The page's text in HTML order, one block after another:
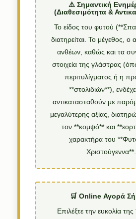
⚠️ Σημαντική
(Διαθεσιμότητα &
Το είδος του φυτού
διατηρείται. Το μέγεθος, ο
ανθέων, καθώς και τα
στοιχεία της γλάστρας
περιτυλίγματος ή η
**στολιδιών**),
αντικατασταθούν με
μεγαλύτερης αξίας,
τον **κομψό** και
χαρακτήρα του
Χριστούγεννα**.
🛒 Online Αγορά
Επιλέξτε την ευκολία